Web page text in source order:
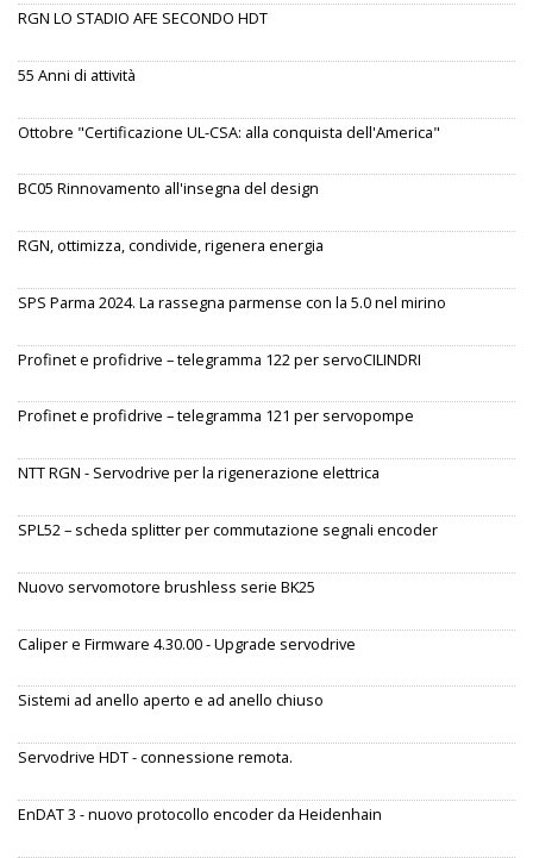
RGN LO STADIO AFE SECONDO HDT
55 Anni di attività
Ottobre "Certificazione UL-CSA: alla conquista dell'America"
BC05 Rinnovamento all'insegna del design
RGN, ottimizza, condivide, rigenera energia
SPS Parma 2024. La rassegna parmense con la 5.0 nel mirino
Profinet e profidrive – telegramma 122 per servoCILINDRI
Profinet e profidrive – telegramma 121 per servopompe
NTT RGN - Servodrive per la rigenerazione elettrica
SPL52 – scheda splitter per commutazione segnali encoder
Nuovo servomotore brushless serie BK25
Caliper e Firmware 4.30.00 - Upgrade servodrive
Sistemi ad anello aperto e ad anello chiuso
Servodrive HDT - connessione remota.
EnDAT 3 - nuovo protocollo encoder da Heidenhain